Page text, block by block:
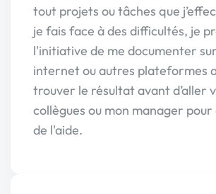
tout projets ou tâches que
je fais face à des difficultés, je
l'initiative de me documenter
internet ou autres plateformes
trouver le résultat avant d’aller
collègues ou mon manager
de l'aide.